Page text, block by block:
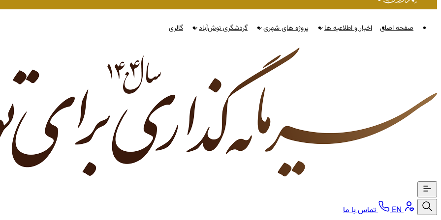
صفحه اصلی اخبار و اطلاعیه ها پروژه های شهری گردشگری نوش‌آباد گالری
EN تماس با ما